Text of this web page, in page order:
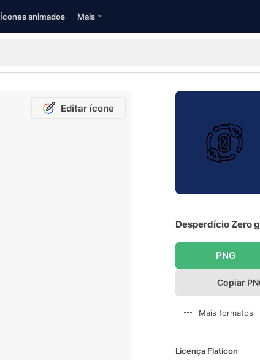
Ícones animados Mais
Editar ícone
Desperdício Zero
PNG
Copiar
Mais formatos
Licença Flaticon